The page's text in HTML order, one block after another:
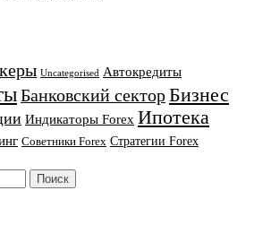
Uncategorised Автокредиты
Банковский секторБизнес
Индикаторы Forex Ипотека
Советники Forex Стратегии Forex